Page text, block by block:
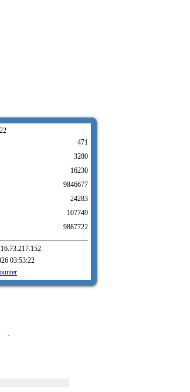
22
471
3280
16230
9846677
24283
107749
9887722
03:53:22